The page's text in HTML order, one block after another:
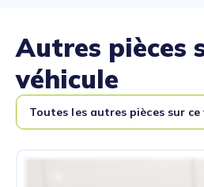
Autres pièces
véhicule
Toutes les autres pièces sur ce